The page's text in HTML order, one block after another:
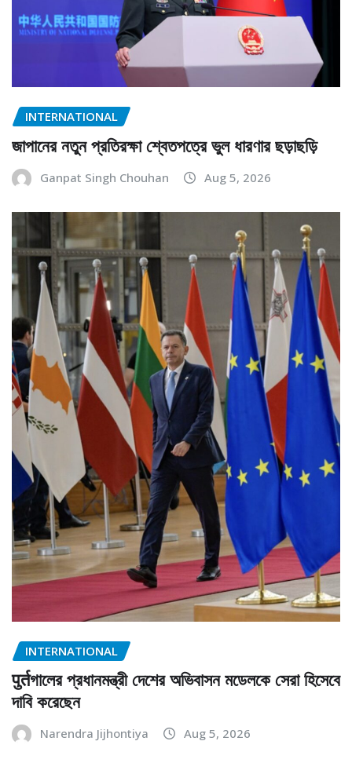
INTERNATIONAL
জাপানের নতুন প্রতিরক্ষা শ্বেতপত্রে ভুল ধারণার ছড়াছড়ি
Ganpat Singh Chouhan Aug 5, 2026
INTERNATIONAL
पुर्तগালের প্রধানমন্ত্রী দেশের অভিবাসন মডেলকে সেরা হিসেবে
দাবি করেছেন
Narendra Jijhontiya Aug 5, 2026